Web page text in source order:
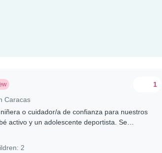
Caracas
1
o cuidador/a de confianza para nuestros
activo y un adolescente deportista. Se
2